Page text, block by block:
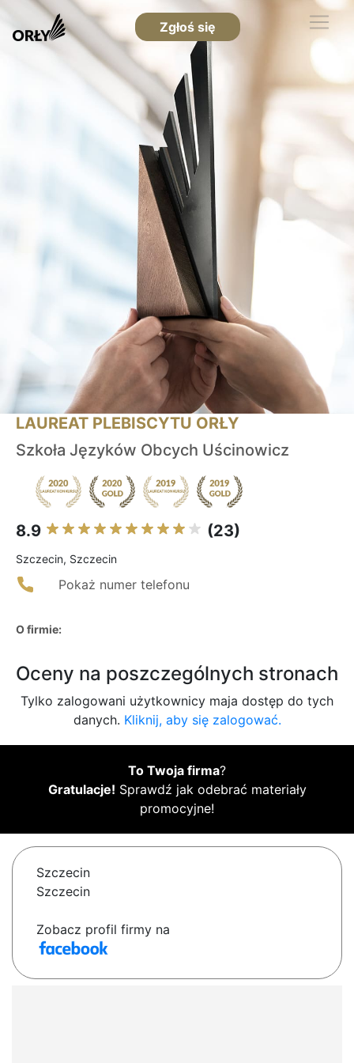
Zgłoś się
LAUREAT PLEBISCYTU ORŁY
Szkoła Języków Obcych Uścinowicz
8.9 (23)
Szczecin, Szczecin
Pokaż numer telefonu
O firmie:
Oceny na poszczególnych stronach
Tylko zalogowani użytkownicy maja dostęp do tych
danych. Kliknij, aby się zalogować.
To Twoja firma?
Gratulacje! Sprawdź jak odebrać materiały
promocyjne!
Szczecin
Szczecin
Zobacz profil firmy na